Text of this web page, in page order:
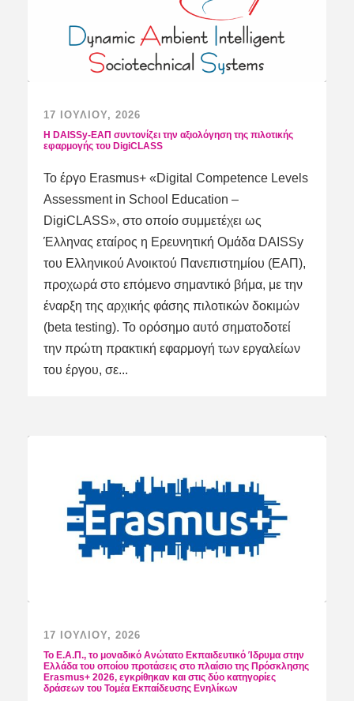
17 ΙΟΥΛΊΟΥ, 2026
Η DAISSy-ΕΑΠ συντονίζει την αξιολόγηση της πιλοτικής
εφαρμογής του DigiCLASS
Το έργο Erasmus+ «Digital Competence Levels
Assessment in School Education –
DigiCLASS», στο οποίο συμμετέχει ως
Έλληνας εταίρος η Ερευνητική Ομάδα DAISSy
του Ελληνικού Ανοικτού Πανεπιστημίου (ΕΑΠ),
προχωρά στο επόμενο σημαντικό βήμα, με την
έναρξη της αρχικής φάσης πιλοτικών δοκιμών
(beta testing). Το ορόσημο αυτό σηματοδοτεί
την πρώτη πρακτική εφαρμογή των εργαλείων
του έργου, σε...
17 ΙΟΥΛΊΟΥ, 2026
Το Ε.Α.Π., το μοναδικό Ανώτατο Εκπαιδευτικό Ίδρυμα στην
Ελλάδα του οποίου προτάσεις στο πλαίσιο της Πρόσκλησης
Erasmus+ 2026, εγκρίθηκαν και στις δύο κατηγορίες
δράσεων του Τομέα Εκπαίδευσης Ενηλίκων